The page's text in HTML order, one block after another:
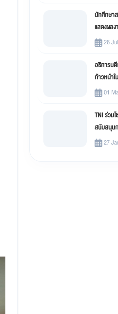
นักศึกษา
แสดงผลง
202326
อธิการบ
ก้าวหน้า
เคลื่อน ส
01
TNI ร่วม
สนับสนุน
ไฟฟ้าดัดแ
27